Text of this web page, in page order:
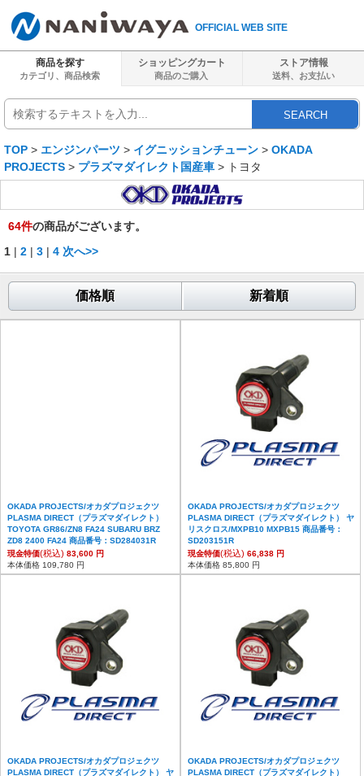
OFFICIAL WEB SITE
商品を探す
カテゴリ、商品検索
ショッピングカート
商品のご購入
ストア情報
送料、 お支払い
SEARCH
TOP > エンジンパーツ > イグニッションチューン > OKADA
PROJECTS > プラズマダイレクト国産車 > トヨタ
64件の商品がございます。
1 | 2 | 3 | 4 次へ>>
価格順 新着順
OKADA PROJECTS/オカダプロジェクツ
PLASMA DIRECT（プラズマダイレクト）
TOYOTA GR86/ZN8 FA24 SUBARU BRZ
ZD8 2400 FA24 商品番号：SD284031R
現金特価(税込) 83,600 円
本体価格 109,780 円
OKADA PROJECTS/オカダプロジェクツ
PLASMA DIRECT（プラズマダイレクト） ヤ
リスクロス/MXPB10 MXPB15 商品番号：
SD203151R
現金特価(税込) 66,838 円
本体価格 85,800 円
OKADA PROJECTS/オカダプロジェクツ
PLASMA DIRECT（プラズマダイレクト） ヤ
OKADA PROJECTS/オカダプロジェクツ
PLASMA DIRECT（プラズマダイレクト）